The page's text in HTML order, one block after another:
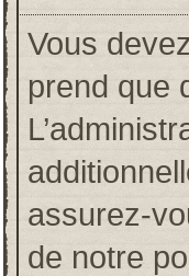
Vous
prend que
assurez-
de notre